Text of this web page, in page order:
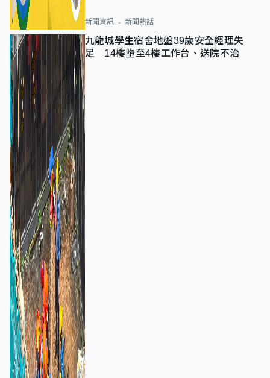
新聞資訊 新聞熱話
九龍城學生宿舍地盤39歲安全經理失
足 14樓墮至4樓工作台、送院不治